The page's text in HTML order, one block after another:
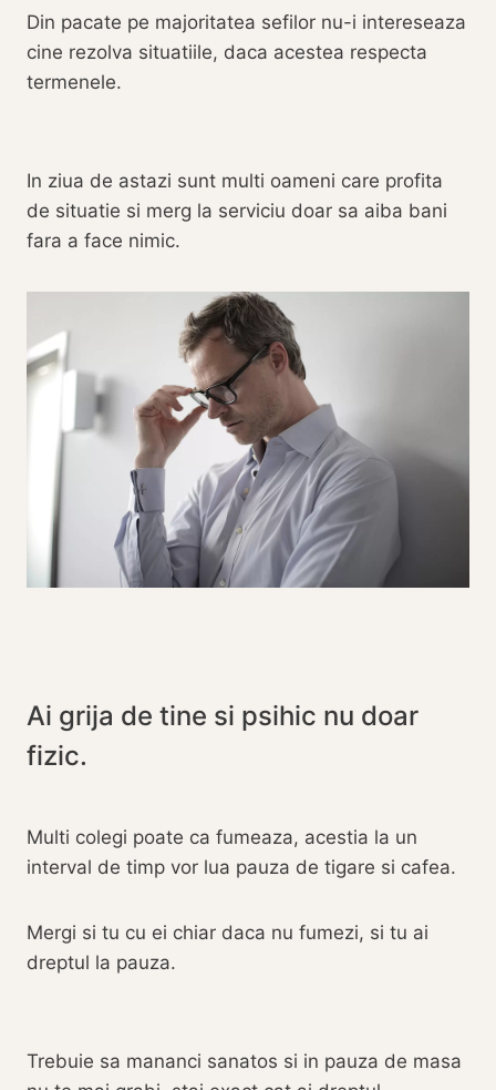
Din pacate pe majoritatea sefilor nu-i intereseaza
cine rezolva situatiile, daca acestea respecta
termenele.
In ziua de astazi sunt multi oameni care profita
de situatie si merg la serviciu doar sa aiba bani
fara a face nimic.
Ai grija de tine si psihic nu doar
fizic.
Multi colegi poate ca fumeaza, acestia la un
interval de timp vor lua pauza de tigare si cafea.
Mergi si tu cu ei chiar daca nu fumezi, si tu ai
dreptul la pauza.
Trebuie sa mananci sanatos si in pauza de masa